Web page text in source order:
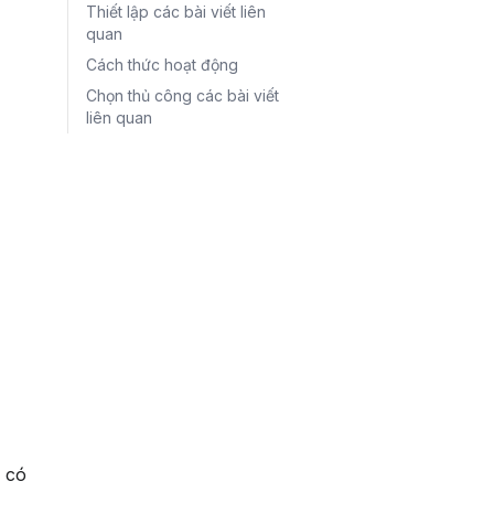
có
Thiết lập các bài viết liên
quan
Cách thức hoạt động
Chọn thủ công các bài viết
liên quan